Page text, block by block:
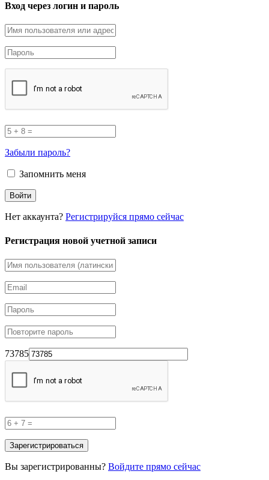
Вход через логин и пароль
Забыли пароль?
Запомнить меня
Нет аккаунта? Регистрируйся прямо сейчас
Регистрация новой учетной записи
73785
Вы зарегистрированны? Войдите прямо сейчас